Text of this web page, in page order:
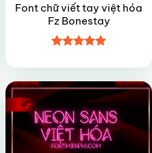
Font chữ viết tay việt hóa
Fz Bonestay
hạng4.95
sao